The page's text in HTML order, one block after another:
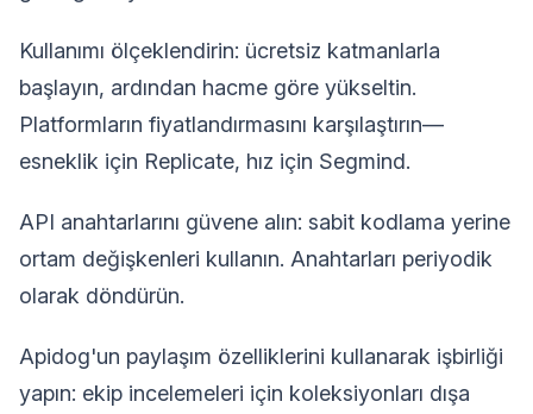
Kullanımı ölçeklendirin: ücretsiz katmanlarla
başlayın, ardından hacme göre yükseltin.
Platformların fiyatlandırmasını karşılaştırın—
esneklik için Replicate, hız için Segmind.
API anahtarlarını güvene alın: sabit kodlama yerine
ortam değişkenleri kullanın. Anahtarları periyodik
olarak döndürün.
Apidog'un paylaşım özelliklerini kullanarak işbirliği
yapın: ekip incelemeleri için koleksiyonları dışa